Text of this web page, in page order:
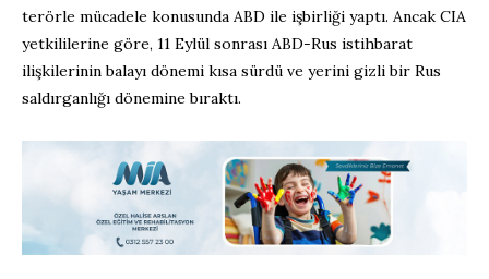
terörle mücadele konusunda ABD ile işbirliği yaptı. Ancak CIA
yetkililerine göre, 11 Eylül sonrası ABD-Rus istihbarat
ilişkilerinin balayı dönemi kısa sürdü ve yerini gizli bir Rus
saldırganlığı dönemine bıraktı.